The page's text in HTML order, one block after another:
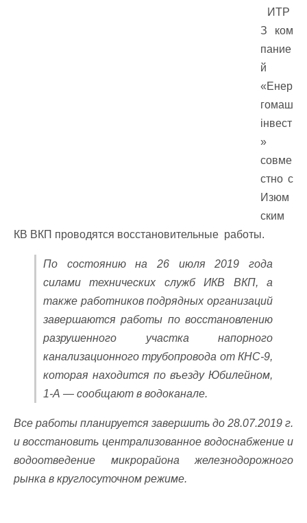
ИТР
З ком
пание
й
«Енер
гомаш
інвест
»
совме
стно с
Изюм
ским
КВ ВКП проводятся восстановительные работы.
По состоянию на 26 июля 2019 года
силами технических служб ИКВ ВКП, а
также работников подрядных организаций
завершаются работы по восстановлению
разрушенного участка напорного
канализационного трубопровода от КНС-9,
которая находится по въезду Юбилейном,
1-А — сообщают в водоканале.
Все работы планируется завершить до 28.07.2019 г.
и восстановить централизованное водоснабжение и
водоотведение микрорайона железнодорожного
рынка в круглосуточном режиме.